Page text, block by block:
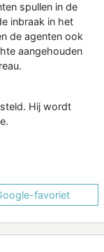
spullen in de
inbraak in het
de agenten ook
aangehouden
Hij wordt
favoriet